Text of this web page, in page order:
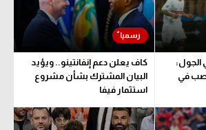
الجول:
في
كاف يعلن دعم إنفانتينو.. ويؤيد
البيان المشترك بشأن مشروع
استثمار فيفا